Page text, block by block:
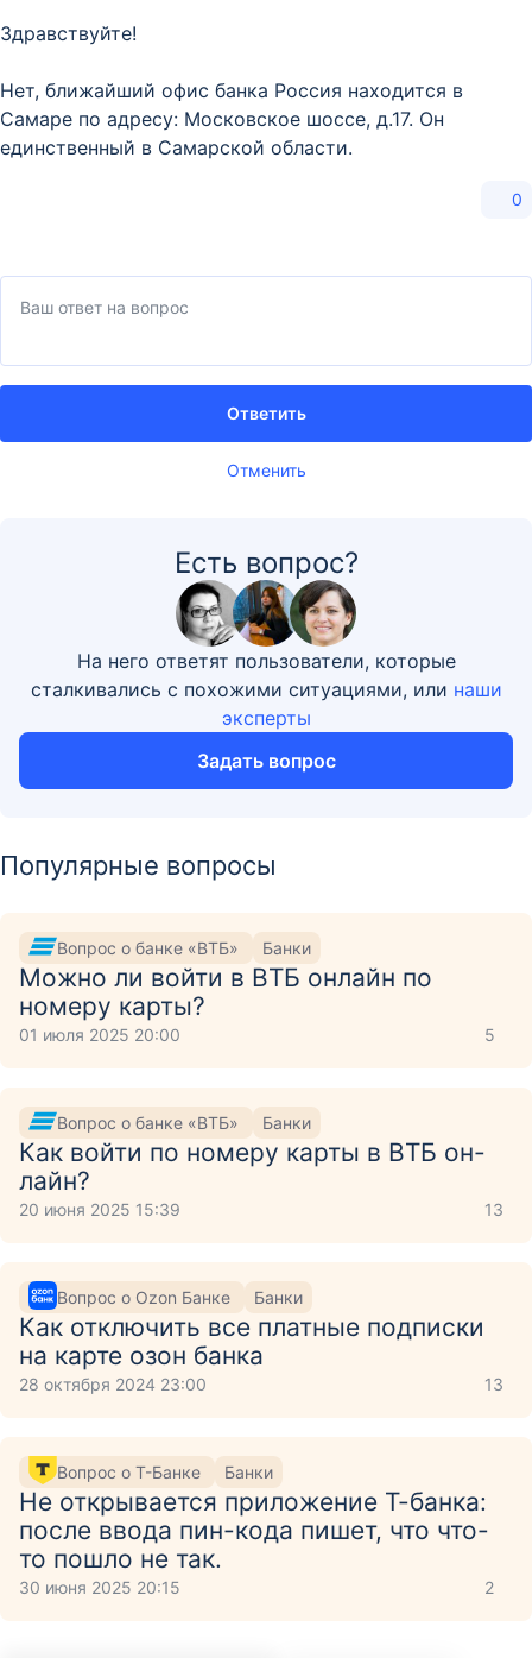
Здравствуйте!
Нет, ближайший офис банка Россия находится в
Самаре по адресу: Московское шоссе, д.17. Он
единственный в Самарской области.
0
Отменить
Ответить
Есть вопрос?
На него ответят пользователи, которые
сталкивались с похожими ситуациями, или наши
эксперты
Задать вопрос
Популярные вопросы
Вопрос о банке «ВТБ» Банки
Можно ли войти в ВТБ онлайн по
номеру карты?
01 июля 2025 20:00 5
Вопрос о банке «ВТБ» Банки
Как войти по номеру карты в ВТБ он-
лайн?
20 июня 2025 15:39 13
Вопрос о Ozon Банке Банки
Как отключить все платные подписки
на карте озон банка
28 октября 2024 23:00 13
Вопрос о Т-Банке Банки
Не открывается приложение Т-банка:
после ввода пин-кода пишет, что что-
то пошло не так.
30 июня 2025 20:15 2